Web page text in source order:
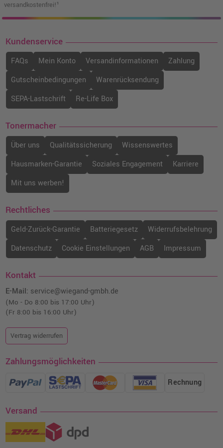
versandkostenfrei!¹
Kundenservice
FAQs Mein Konto Versandinformationen
Zahlung
Gutscheinbedingungen
Warenrücksendung
SEPA-Lastschrift
Re-Life Box
Tonermacher
Über uns Qualitätssicherung
Wissenswertes
Hausmarken-Garantie
Soziales Engagement
Karriere
Mit uns werben!
Rechtliches
Geld-Zurück-Garantie Batteriegesetz
Widerrufsbelehrung
Datenschutz
Cookie Einstellungen AGB Impressum
Kontakt
E-Mail: service@wiegand-gmbh.de
(Mo - Do 8:00 bis 17:00 Uhr)
(Fr 8:00 bis 16:00 Uhr)
Vertrag widerrufen
Zahlungsmöglichkeiten
Rechnung
Versand